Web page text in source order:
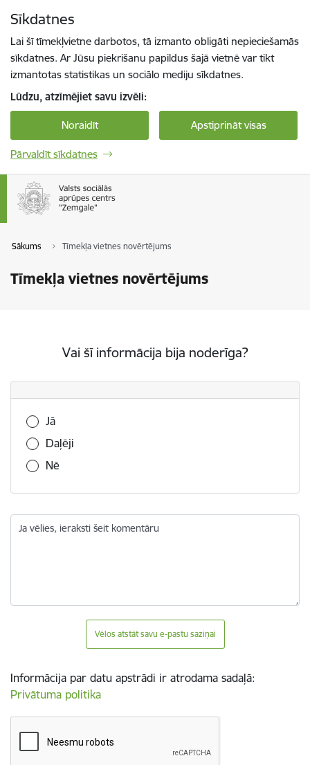
Sīkdatnes
Lai šī tīmekļvietne darbotos, tā izmanto obligāti nepieciešamās
sīkdatnes. Ar Jūsu piekrišanu papildus šajā vietnē var tikt
izmantotas statistikas un sociālo mediju sīkdatnes.
Lūdzu, atzīmējiet savu izvēli:
Noraidīt Apstiprināt visas
Pārvaldīt sīkdatnes
Sākums Tīmekļa vietnes novērtējums
Tīmekļa vietnes novērtējums
Vai šī informācija bija noderīga?
Vai šī informācija bija noderīga?
Jā
Daļēji
Nē
Ja vēlies, ieraksti šeit komentāru
Vēlos atstāt savu e-pastu saziņai
Informācija par datu apstrādi ir atrodama sadaļā:
Privātuma politika